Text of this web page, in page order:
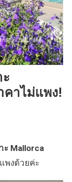
คาไม่แพง!
รงแรม
ะ Mallorca
พงด้วยค่ะ